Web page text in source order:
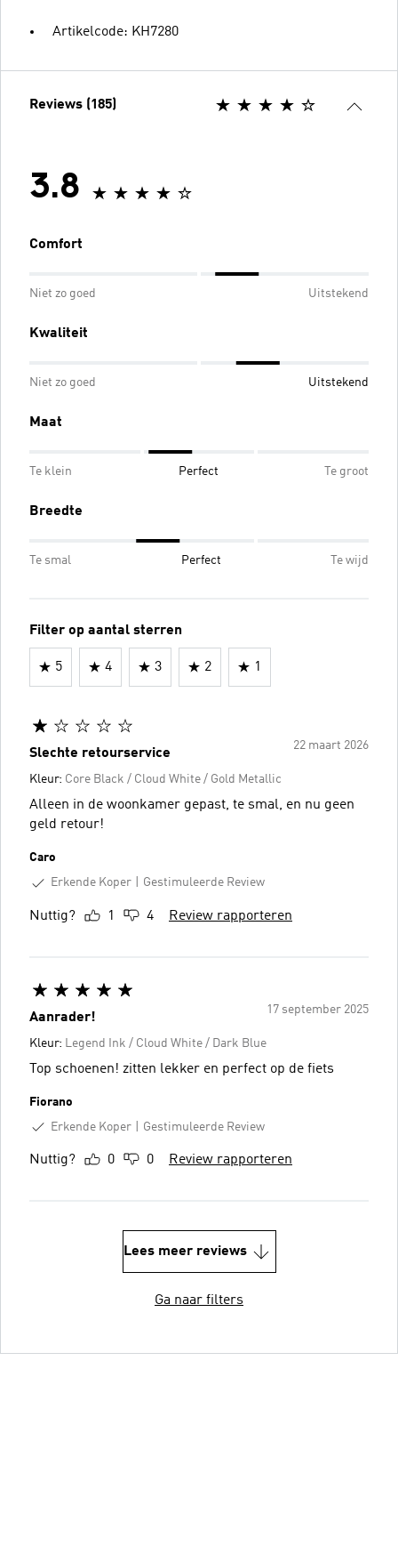
Artikelcode: KH7280
Reviews (185)
3.8
Comfort
Niet zo goed Uitstekend
Kwaliteit
Niet zo goed Uitstekend
Maat
Te klein Perfect Te groot
Breedte
Te smal Perfect Te wijd
Filter op aantal sterren
5 4 3 2 1
22 maart 2026
Slechte retourservice
Kleur: Core Black / Cloud White / Gold Metallic
Alleen in de woonkamer gepast, te smal, en nu geen
geld retour!
Caro
Erkende Koper
Gestimuleerde Review
Nuttig? 1 4 Review rapporteren
17 september 2025
Aanrader!
Kleur: Legend Ink / Cloud White / Dark Blue
Top schoenen! zitten lekker en perfect op de fiets
Fiorano
Erkende Koper
Gestimuleerde Review
Nuttig? 0 0 Review rapporteren
Lees meer reviews
Ga naar filters